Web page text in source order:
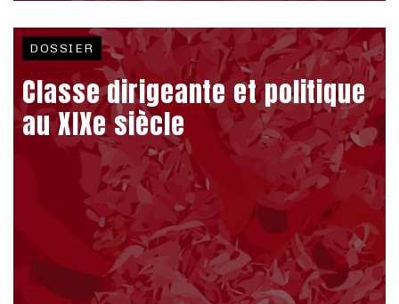
DOSSIER
Classe dirigeante et politique
au XIXe siècle